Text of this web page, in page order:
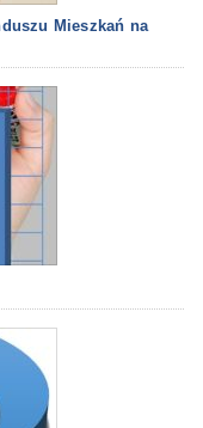
Mieszkań na